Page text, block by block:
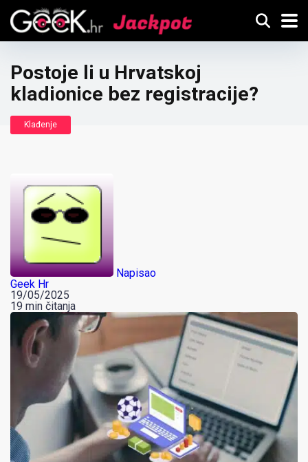
Postoje li u Hrvatskoj
kladionice bez registracije?
Klađenje
Napisao
Geek Hr
19/05/2025
19 min čitanja